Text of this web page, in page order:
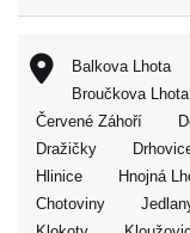
Balkova Lhota
Broučkova Lhota
Červené Záhoří
Dražičky
Hlinice
Hnojná
Chotoviny